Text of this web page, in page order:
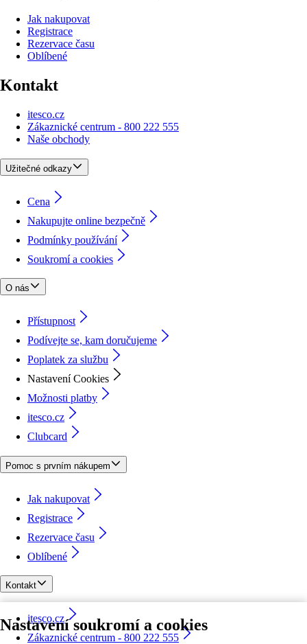
Nastavení soukromí a cookies
Jak nakupovat
Registrace
Rezervace času
Oblíbené
Kontakt
itesco.cz
Zákaznické centrum - 800 222 555
Naše obchody
Užitečné odkazy
Cena
Nakupujte online bezpečně
Podmínky používání
Soukromí a cookies
O nás
Přístupnost
Podívejte se, kam doručujeme
Poplatek za službu
Nastavení Cookies
Možnosti platby
itesco.cz
Clubcard
Pomoc s prvním nákupem
Jak nakupovat
Registrace
Rezervace času
Oblíbené
Kontakt
itesco.cz
Zákaznické centrum - 800 222 555